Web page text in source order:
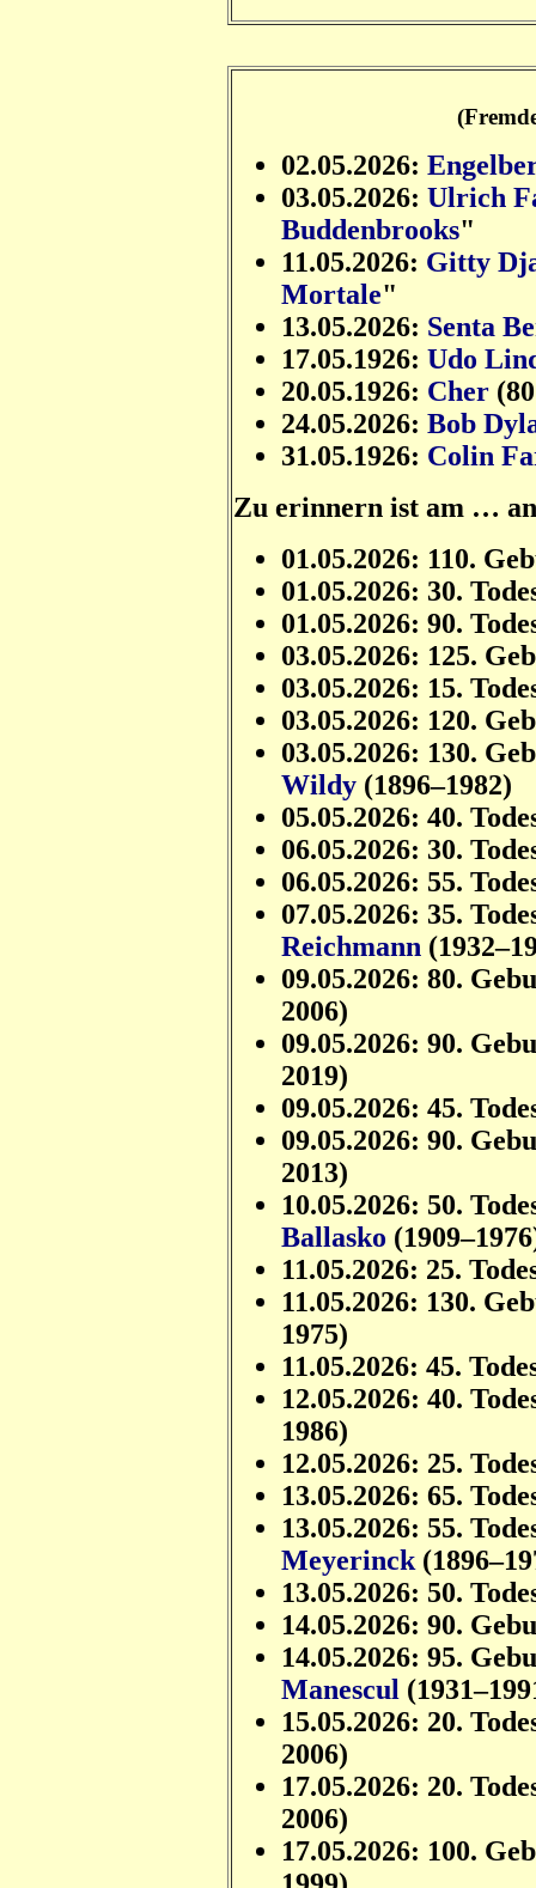
02.05.2026:
03.05.2026: Ulrich
Buddenbrooks"
11.05.2026: Gitty
Mortale"
13.05.2026: Senta
17.05.1926: Udo
20.05.1926: Cher
24.05.2026: Bob
31.05.1926: Colin
Zu erinnern ist am …
01.05.2026: 110.
01.05.2026: 30.
01.05.2026: 90.
03.05.2026: 125.
03.05.2026: 15.
03.05.2026: 120.
03.05.2026: 130.
Wildy (1896–1982)
05.05.2026: 40.
06.05.2026: 30.
06.05.2026: 55.
07.05.2026: 35.
Reichmann
09.05.2026: 80.
2006)
09.05.2026: 90.
2019)
09.05.2026: 45.
09.05.2026: 90.
2013)
10.05.2026: 50.
Ballasko
11.05.2026: 25.
11.05.2026: 130.
1975)
11.05.2026: 45.
12.05.2026: 40.
1986)
12.05.2026: 25.
13.05.2026: 65.
13.05.2026: 55.
Meyerinck
13.05.2026: 50.
14.05.2026: 90.
14.05.2026: 95.
Manescul
15.05.2026: 20.
2006)
17.05.2026: 20.
2006)
17.05.2026: 100.